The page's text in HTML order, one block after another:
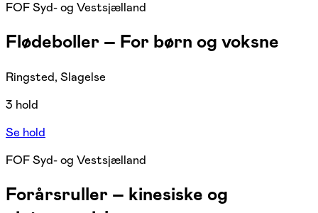
FOF Syd- og Vestsjælland
Flødeboller – For børn og voksne
Ringsted, Slagelse
3 hold
Se hold
FOF Syd- og Vestsjælland
Forårsruller – kinesiske og